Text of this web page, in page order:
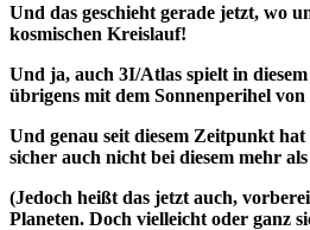
Und das geschieht gerade jetzt, wo
kosmischen Kreislauf!
Und ja, auch 3I/Atlas spielt in
übrigens mit dem Sonnenperihel
Und genau seit diesem Zeitpunkt
sicher auch nicht bei diesem mehr
(Jedoch heißt das jetzt auch,
Planeten. Doch vielleicht oder ganz